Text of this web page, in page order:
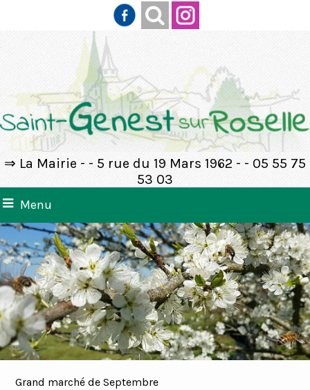
⇒ La Mairie - - 5 rue du 19 Mars 1962 - - 05 55 75
53 03
Menu
Grand marché de Septembre